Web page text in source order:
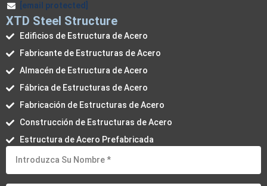
[email protected]
XTD Steel Structure
Edificios de Estructura de Acero
Fabricante de Estructuras de Acero
Almacén de Estructura de Acero
Fábrica de Estructuras de Acero
Fabricación de Estructuras de Acero
Construcción de Estructuras de Acero
Estructura de Acero Prefabricada